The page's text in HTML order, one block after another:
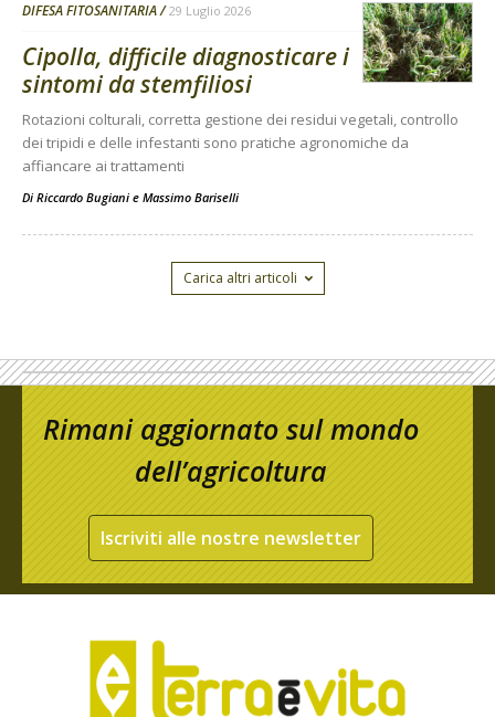
DIFESA FITOSANITARIA 29 Luglio 2026
Cipolla, difficile diagnosticare i
sintomi da stemfiliosi
Rotazioni colturali, corretta gestione dei residui vegetali, controllo
dei tripidi e delle infestanti sono pratiche agronomiche da
affiancare ai trattamenti
Di Riccardo Bugiani e Massimo Bariselli
Carica altri articoli
Rimani aggiornato sul mondo
dell’agricoltura
Iscriviti alle nostre newsletter